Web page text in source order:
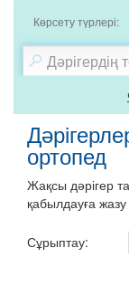
Көрсету түрлері:
ортопед
Жақсы дәрігер
қабылдауға жазу
Сұрыптау: